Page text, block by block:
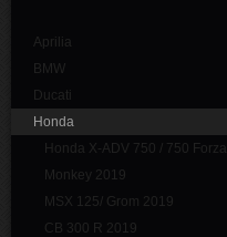
Aprilia
BMW
Ducati
Honda
Honda X-ADV 750 / 750 Forza
Monkey 2019
MSX 125/ Grom 2019
CB 300 R 2019